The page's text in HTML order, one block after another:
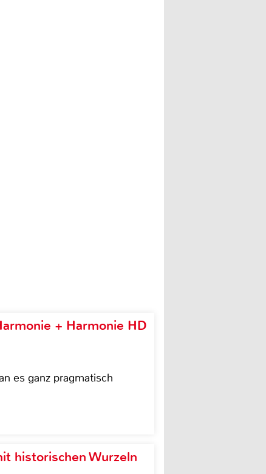
+ Harmonie HD
es ganz pragmatisch
historischen Wurzeln